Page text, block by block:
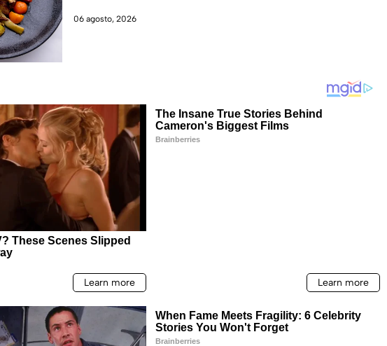
06 agosto, 2026